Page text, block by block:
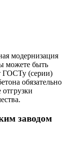
модернизация
можете быть
ГОСТу (серии)
обязательно
заводом